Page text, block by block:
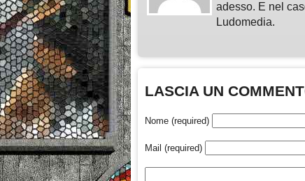
adesso. E nel
Ludomedia.
LASCIA UN
Nome (required)
Mail (required)